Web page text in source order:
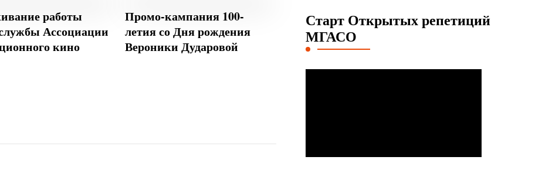
работы
Ассоциации
кино
Промо-кампания 100-
летия со Дня рождения
Вероники Дударовой
Старт Открытых репетиций
МГАСО